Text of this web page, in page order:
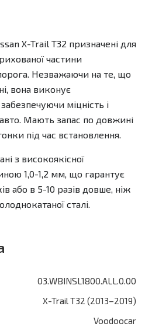
X-Trail T32 призначені для
частини
Незважаючи на те, що
вона виконує
міцність і
Мають запас по довжині
під час встановлення.
з високоякісної
1,0-1,2 мм, що гарантує
або в 5-10 разів довше, ніж
сталі.
03.WBINSL1800.ALL.0.00
X-Trail T32 (2013–2019)
Voodoocar